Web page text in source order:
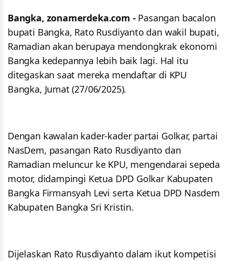
Bangka, zonamerdeka.com - Pasangan bacalon
bupati Bangka, Rato Rusdiyanto dan wakil bupati,
Ramadian akan berupaya mendongkrak ekonomi
Bangka kedepannya lebih baik lagi. Hal itu
ditegaskan saat mereka mendaftar di KPU
Bangka, Jumat (27/06/2025).
Dengan kawalan kader-kader partai Golkar, partai
NasDem, pasangan Rato Rusdiyanto dan
Ramadian meluncur ke KPU, mengendarai sepeda
motor, didampingi Ketua DPD Golkar Kabupaten
Bangka Firmansyah Levi serta Ketua DPD Nasdem
Kabupaten Bangka Sri Kristin.
Dijelaskan Rato Rusdiyanto dalam ikut kompetisi